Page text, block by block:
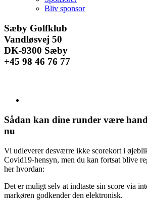
Bliv sponsor
Facebook
Instagram
E-
mail
Sæby Golfklub
Vandløsvej 50
DK-9300 Sæby
+45 98 46 76 77
billede
Sådan kan dine runder være
nu
Vi udleverer desværre ikke scorekort i
Covid19-hensyn, men du kan fortsat blive
her hvordan:
Det er muligt selv at indtaste sin score via
markøren godkender den elektronisk.